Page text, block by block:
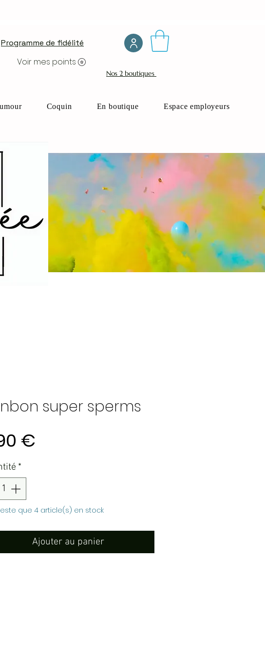
Programme de fidélité
Voir mes points
Nos 2 boutiques
Coquin En boutique Espace employeurs
super sperms
€
*
que 4 article(s) en stock
Ajouter au panier